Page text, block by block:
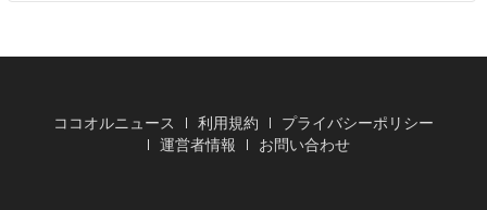
ココオルニュース 利用規約
プライバシーポリシー
運営者情報
お問い合わせ